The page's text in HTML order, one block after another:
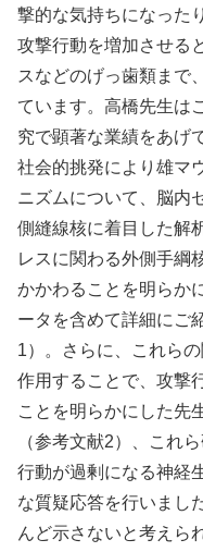
撃的な気持ちになった
攻撃行動を増加させる
スなどのげっ歯類まで
ています。高橋先生は
究で顕著な業績をあげ
社会的挑発により雄マ
ニズムについて、脳内
側縫線核に着目した解
レスに関わる外側手綱
かかわることを明らか
ータを含めて詳細にご
1）。さらに、これら
作用することで、攻撃
ことを明らかにした先
（参考文献2）、これ
行動が過剰になる神経
な質疑応答を行いまし
んど示さないと考えら